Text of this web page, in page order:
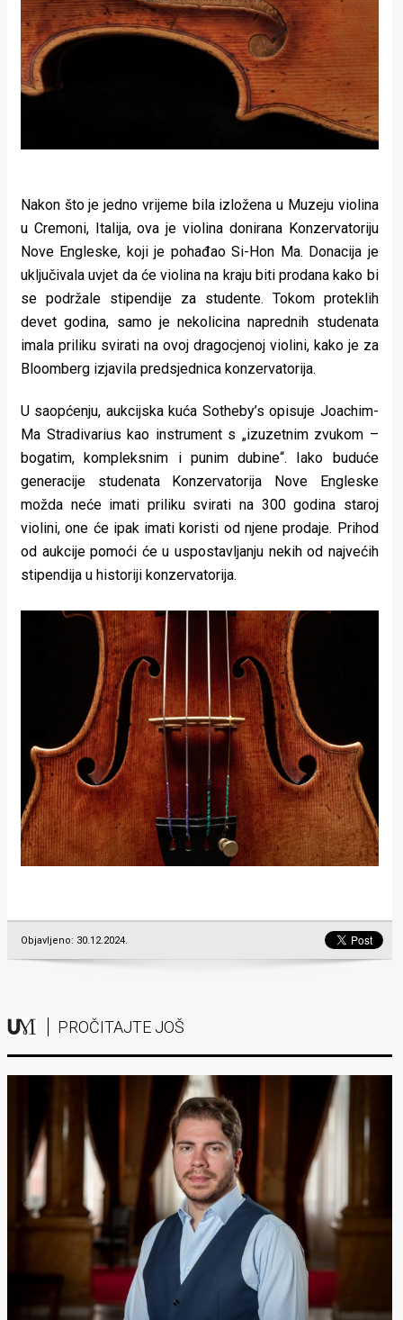
Nakon što je jedno vrijeme bila izložena u Muzeju violina
u Cremoni, Italija, ova je violina donirana Konzervatoriju
Nove Engleske, koji je pohađao Si-Hon Ma. Donacija je
uključivala uvjet da će violina na kraju biti prodana kako bi
se podržale stipendije za studente. Tokom proteklih
devet godina, samo je nekolicina naprednih studenata
imala priliku svirati na ovoj dragocjenoj violini, kako je za
Bloomberg izjavila predsjednica konzervatorija.
U saopćenju, aukcijska kuća Sotheby’s opisuje Joachim-
Ma Stradivarius kao instrument s „izuzetnim zvukom –
bogatim, kompleksnim i punim dubine“. Iako buduće
generacije studenata Konzervatorija Nove Engleske
možda neće imati priliku svirati na 300 godina staroj
violini, one će ipak imati koristi od njene prodaje. Prihod
od aukcije pomoći će u uspostavljanju nekih od najvećih
stipendija u historiji konzervatorija.
Objavljeno: 30.12.2024.
PROČITAJTE JOŠ